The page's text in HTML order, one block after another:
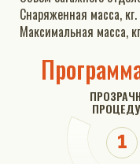
Снаряженная масса, кг.